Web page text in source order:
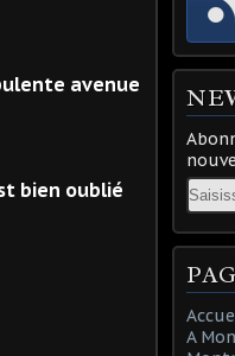
avenue
bien oublié
Email
A